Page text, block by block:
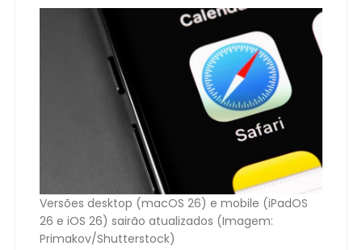
Versões desktop (macOS 26) e mobile (iPadOS
26 e iOS 26) sairão atualizados (Imagem:
Primakov/Shutterstock)